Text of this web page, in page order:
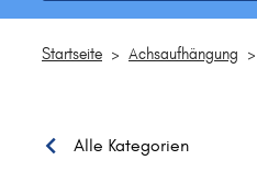
Startseite > Achsaufhängung >
Alle Kategorien